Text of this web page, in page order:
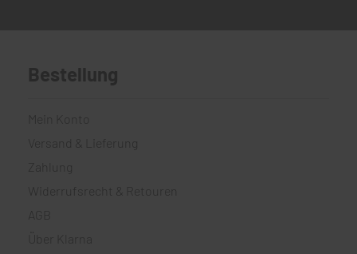
Bestellung
Versand & Lieferung
Zahlung
Widerrufsrecht & Retouren
AGB